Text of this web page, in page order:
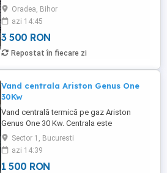
echipat cu 2 serpentine una în alta și
rezistență electrică. Boilerul este aproape
nou, a fost folosit foarte puțin. Motivul
vânzării: am dimensionat greșit instalația
pentru nevoile noastre și a trebuit să
achiziționăm un model ...
Oradea, Bihor
azi 14:45
3 500 RON
Repostat în fiecare zi
Vand centrala Ariston Genus One
30Kw
Vand centrală termică pe gaz Ariston
Genus One 30 Kw. Centrala este
functionala dar trebuie verificata de un
tehnician. Ofer mai multe informatii
tehnice la telefon. Centrala vine insotita cu
suport de prindere si kit de evacuare nou.
Sector 1, Bucuresti
azi 14:39
1 500 RON